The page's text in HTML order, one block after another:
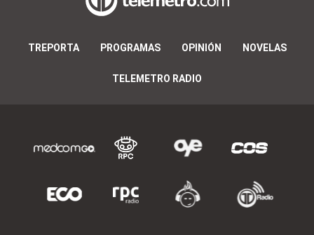
TREPORTA PROGRAMAS OPINIÓN NOVELAS
TELEMETRO RADIO